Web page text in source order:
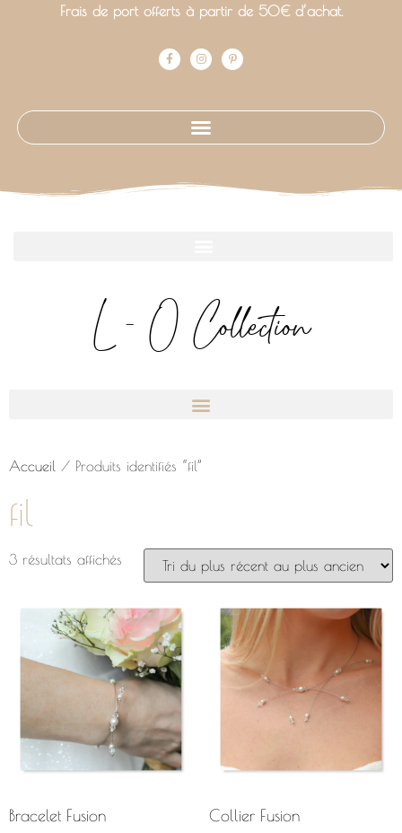
Frais de port offerts à partir de 50€ d’achat.
L - O Collection
Accueil / Produits identifiés “fil”
fil
3 résultats affichés
Bracelet Fusion Collier Fusion